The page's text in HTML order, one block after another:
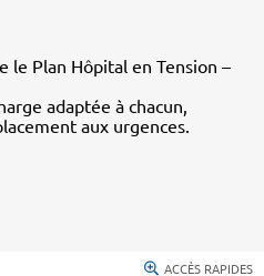
le Plan Hôpital en Tension –
adaptée à chacun,
aux urgences.
ACCÈS RAPIDES